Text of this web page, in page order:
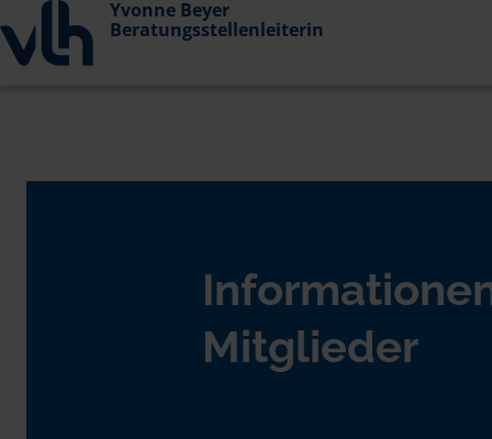
Yvonne Beyer
Beratungsstellenleiterin
Mitglieder